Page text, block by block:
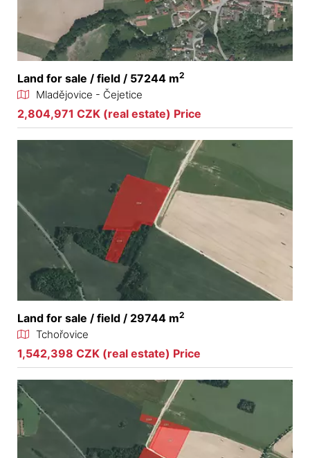
Land for sale / field / 57244 m2
Mladějovice - Čejetice
2,804,971 CZK (real estate) Price
Land for sale / field / 29744 m2
Tchořovice
1,542,398 CZK (real estate) Price